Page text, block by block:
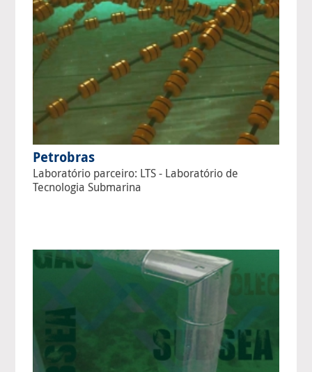
Petrobras
Laboratório parceiro: LTS - Laboratório de
Tecnologia Submarina